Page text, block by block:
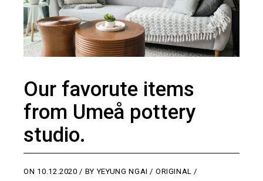
Our favorute items
from Umeå pottery
studio.
ON 10.12.2020 BYYEYUNG NGAI
ORIGINAL